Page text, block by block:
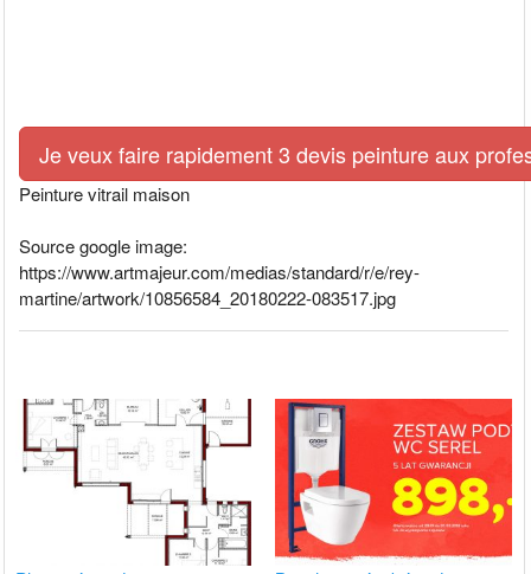
Je veux faire rapidement 3 devis peinture aux
Peinture vitrail maison
Source google image:
https://www.artmajeur.com/medias/standard/r/e/rey-
martine/artwork/10856584_20180222-083517.jpg